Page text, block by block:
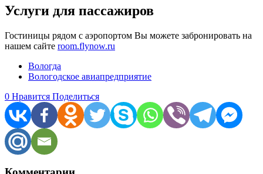
Услуги для пассажиров
Гостиницы рядом с аэропортом Вы можете забронировать на
нашем сайте room.flynow.ru
Вологда
Вологодское авиапредприятие
0 Нравится Поделиться